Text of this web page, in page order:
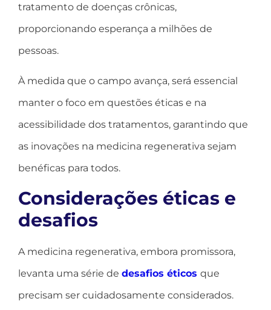
tratamento de doenças crônicas,
proporcionando esperança a milhões de
pessoas.
À medida que o campo avança, será essencial
manter o foco em questões éticas e na
acessibilidade dos tratamentos, garantindo que
as inovações na medicina regenerativa sejam
benéficas para todos.
Considerações éticas e
desafios
A medicina regenerativa, embora promissora,
levanta uma série de desafios éticos que
precisam ser cuidadosamente considerados.